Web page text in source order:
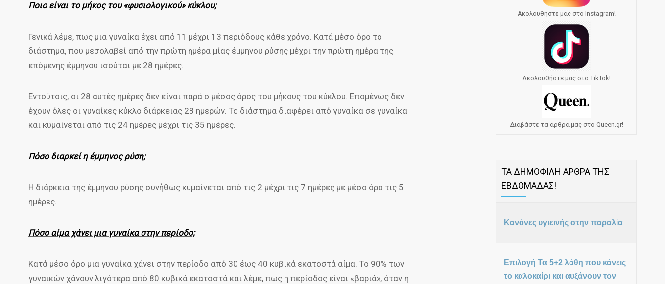
Ποιο είναι το μήκος του «φυσιολογικού» κύκλου;
Γενικά λέμε, πως μια γυναίκα έχει από 11 μέχρι 13 περιόδους κάθε χρόνο. Κατά μέσο όρο το
διάστημα, που μεσολαβεί από την πρώτη ημέρα μίας έμμηνου ρύσης μέχρι την πρώτη ημέρα της
επόμενης έμμηνου ισούται με 28 ημέρες.
Εντούτοις, οι 28 αυτές ημέρες δεν είναι παρά ο μέσος όρος του μήκους του κύκλου. Επομένως δεν
έχουν όλες οι γυναίκες κύκλο διάρκειας 28 ημερών. Το διάστημα διαφέρει από γυναίκα σε γυναίκα
και κυμαίνεται από τις 24 ημέρες μέχρι τις 35 ημέρες.
Πόσο διαρκεί η έμμηνος ρύση;
Η διάρκεια της έμμηνου ρύσης συνήθως κυμαίνεται από τις 2 μέχρι τις 7 ημέρες με μέσο όρο τις 5
ημέρες.
Πόσο αίμα χάνει μια γυναίκα στην περίοδο;
Κατά μέσο όρο μια γυναίκα χάνει στην περίοδο από 30 έως 40 κυβικά εκατοστά αίμα. Το 90% των
γυναικών χάνουν λιγότερα από 80 κυβικά εκατοστά και λέμε, πως η περίοδος είναι «βαριά», όταν η
Ακολουθήστε μας στο Instagram!
Ακολουθήστε μας στο TikTok!
Διαβάστε τα άρθρα μας στο Queen.gr!
ΤΑ ΔΗΜΟΦΙΛΗ ΑΡΘΡΑ ΤΗΣ
ΕΒΔΟΜΑΔΑΣ!
Κανόνες υγιεινής στην παραλία
Επιλογή Τα 5+2 λάθη που κάνεις
το καλοκαίρι και αυξάνουν τον